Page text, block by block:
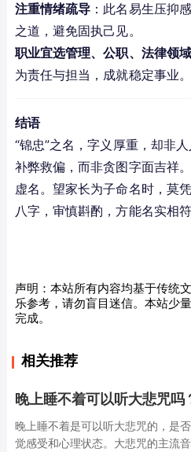
注重情绪疏导 ：此名易生压抑
之道，避免固执己见。
职业宜选管理、公职、法律领域
为责任与担当，成就稳定事业。
结语
“锦忠”之名，字义厚重，却非
补弊救偏，而非贪图字面吉祥
虚名。望家长为子命名时，莫
八字，审慎斟酌，方能名实相符
声明：本站所有内容均基于传统
乐参考，请勿盲目迷信。本站少
完成。
相关推荐
晚上睡不着可以听大悲咒吗
晚上睡不着是可以听大悲咒的，是
觉感受和心理状态。大悲咒的主流